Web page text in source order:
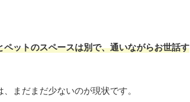
ペットのスペースは別で、通いながらお世話す
まだまだ少ないのが現状です。